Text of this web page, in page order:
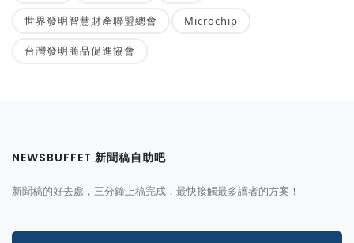
世界發明智慧財產聯盟總會 Microchip
台灣發明商品促進協會
NEWSBUFFET 新聞稿自助吧
新聞稿的好去處，三分鐘上稿完成，最快接觸最多讀者的方案！